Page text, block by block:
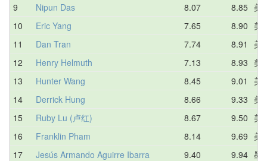
9
Nipun Das 8.07 8.85 美
10
Eric Yang 7.65 8.90 美
11
Dan Tran 7.74 8.91
美
12
Henry Helmuth 7.13 8.93 美
13
Hunter Wang 8.45 9.01
美
14
Derrick Hung 8.66 9.33 美
15
Ruby Lu (卢红) 8.67 9.50 美
16
Franklin Pham 8.14 9.69 美
17
Jesús Armando Aguirre Ibarra 9.40 9.94 墨